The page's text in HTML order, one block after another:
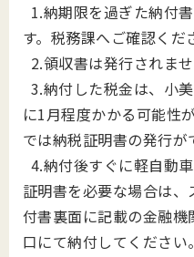
1.納期限を過ぎた納付
す。税務課へご確認くだ
2.領収書は発行されませ
3.納付した税金は、小
に1月程度かかる可能性
では納税証明書の発行が
4.納付後すぐに軽自動
証明書を必要な場合は
付書裏面に記載の金融
口にて納付してください。